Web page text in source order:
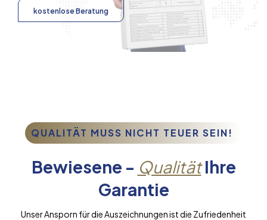
kostenlose Beratung
QUALITÄT MUSS NICHT TEUER SEIN!
Bewiesene - QualitätIhre
Garantie
Unser Ansporn für die Auszeichnungen ist die Zufriedenheit